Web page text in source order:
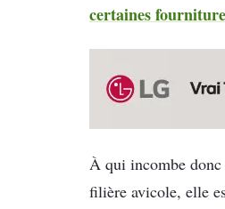
certaines
À qui incombe
filière avicole, elle